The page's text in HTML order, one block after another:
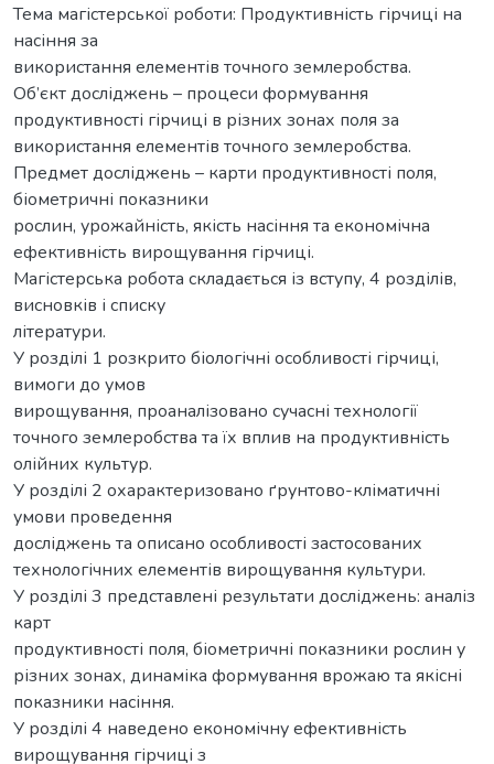
Тема магістерської роботи: Продуктивність гірчиці на
насіння за
використання елементів точного землеробства.
Об’єкт досліджень – процеси формування
продуктивності гірчиці в різних зонах поля за
використання елементів точного землеробства.
Предмет досліджень – карти продуктивності поля,
біометричні показники
рослин, урожайність, якість насіння та економічна
ефективність вирощування гірчиці.
Магістерська робота складається із вступу, 4 розділів,
висновків і списку
літератури.
У розділі 1 розкрито біологічні особливості гірчиці,
вимоги до умов
вирощування, проаналізовано сучасні технології
точного землеробства та їх вплив на продуктивність
олійних культур.
У розділі 2 охарактеризовано ґрунтово-кліматичні
умови проведення
досліджень та описано особливості застосованих
технологічних елементів вирощування культури.
У розділі 3 представлені результати досліджень: аналіз
карт
продуктивності поля, біометричні показники рослин у
різних зонах, динаміка формування врожаю та якісні
показники насіння.
У розділі 4 наведено економічну ефективність
вирощування гірчиці з